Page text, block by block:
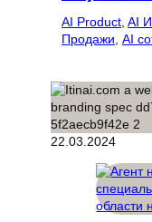
AI Product AI
Продажи AI
22.03.2024